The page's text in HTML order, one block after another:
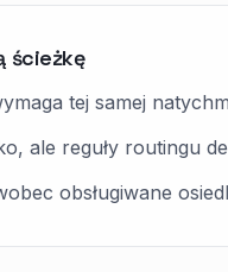
ścieżkę
tej samej
ale reguły routingu
obsługiwane